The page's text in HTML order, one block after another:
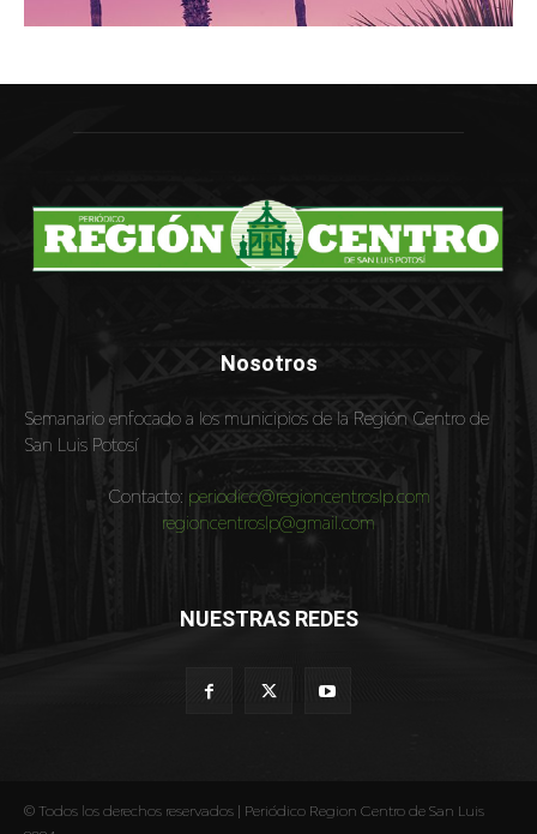
Nosotros
Semanario enfocado a los municipios de la Región Centro de
San Luis Potosí
Contacto: periodico@regioncentroslp.com
regioncentroslp@gmail.com
NUESTRAS REDES
© Todos los derechos reservados | Periódico Region Centro de San Luis